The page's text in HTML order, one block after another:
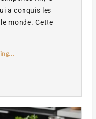
a conquis les
monde. Cette